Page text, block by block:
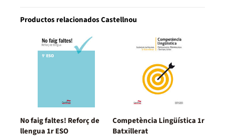
Productos relacionados Castellnou
No faig faltes! Reforç de
llengua 1r ESO
Competència Lingüística 1r
Batxillerat